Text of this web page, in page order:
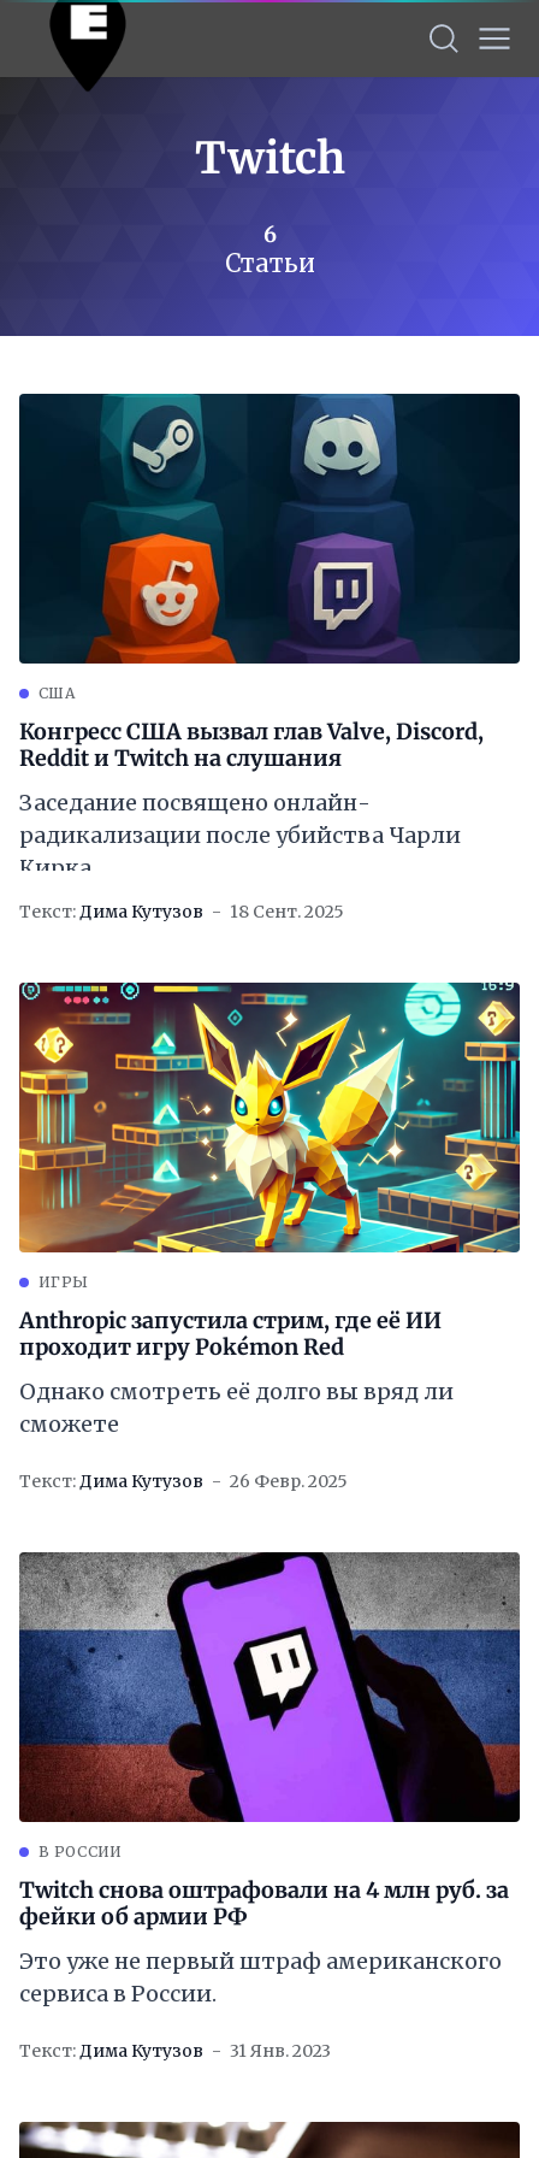
Twitch
6
Статьи
США
Конгресс США вызвал глав Valve, Discord,
Reddit и Twitch на слушания
Заседание посвящено онлайн-
радикализации после убийства Чарли
Кирка
Текст:Дима Кутузов 18 Сент. 2025
ИГРЫ
Anthropic запустила стрим, где её ИИ
проходит игру Pokémon Red
Однако смотреть её долго вы вряд ли
сможете
Текст:Дима Кутузов 26 Февр. 2025
В РОССИИ
Twitch снова оштрафовали на 4 млн руб. за
фейки об армии РФ
Это уже не первый штраф американского
сервиса в России.
Текст:Дима Кутузов 31 Янв. 2023